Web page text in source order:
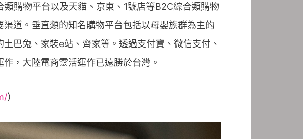
購物平台以及天貓、京東、1號店等B2C綜合類購物
道。垂直類的知名購物平台包括以母嬰族群為主的
巴兔、家裝e站、齊家等。透過支付寶、微信支付、
，大陸電商靈活運作已遠勝於台灣。
）